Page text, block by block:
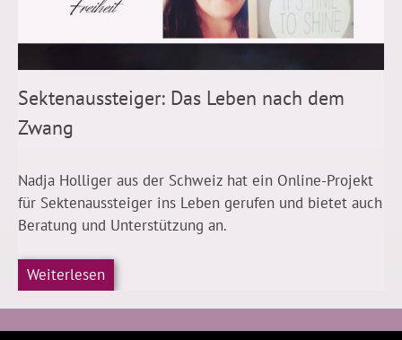
Sektenaussteiger: Das Leben nach dem
Zwang
Nadja Holliger aus der Schweiz hat ein Online-Projekt
für Sektenaussteiger ins Leben gerufen und bietet auch
Beratung und Unterstützung an.
Weiterlesen